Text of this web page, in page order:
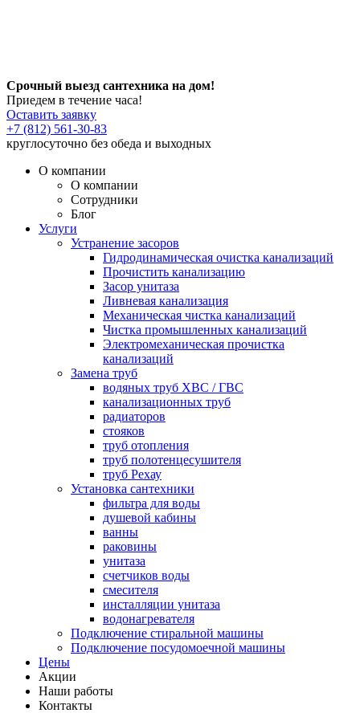
Срочный выезд сантехника на дом!
Приедем в течение часа!
Оставить заявку
+7 (812) 561-30-83
круглосуточно без обеда и выходных
О компании
О компании
Сотрудники
Блог
Услуги
Устранение засоров
Гидродинамическая очистка канализаций
Прочистить канализацию
Засор унитаза
Ливневая канализация
Механическая чистка канализаций
Чистка промышленных канализаций
Электромеханическая прочистка
канализаций
Замена труб
водяных труб ХВС / ГВС
канализационных труб
радиаторов
стояков
труб отопления
труб полотенцесушителя
труб Рехау
Установка сантехники
фильтра для воды
душевой кабины
ванны
раковины
унитаза
счетчиков воды
смесителя
инсталляции унитаза
водонагревателя
Подключение стиральной машины
Подключение посудомоечной машины
Цены
Акции
Наши работы
Контакты